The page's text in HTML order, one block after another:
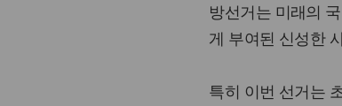
방선거는 미래의
게 부여된 신성한
특히 이번 선거는